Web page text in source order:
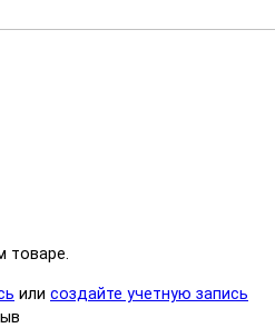
товаре.
или создайте учетную запись